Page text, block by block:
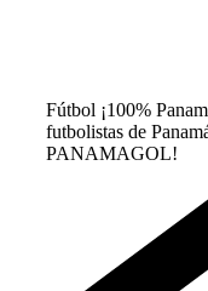
Fútbol ¡100%
futbolistas de
PANAMAGOL!